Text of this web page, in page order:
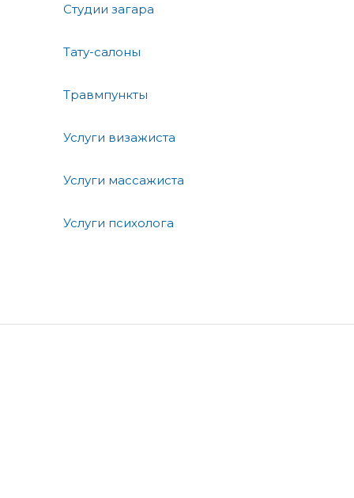
Студии загара
Тату-салоны
Травмпункты
Услуги визажиста
Услуги массажиста
Услуги психолога